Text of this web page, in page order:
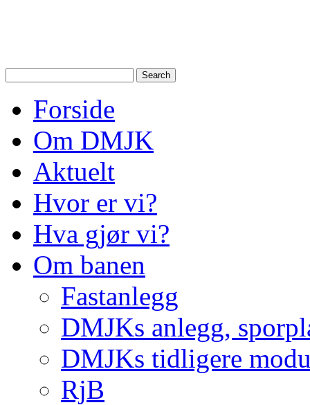
Forside
Om DMJK
Aktuelt
Hvor er vi?
Hva gjør vi?
Om banen
Fastanlegg
DMJKs anlegg,
DMJKs tidligere
RjB